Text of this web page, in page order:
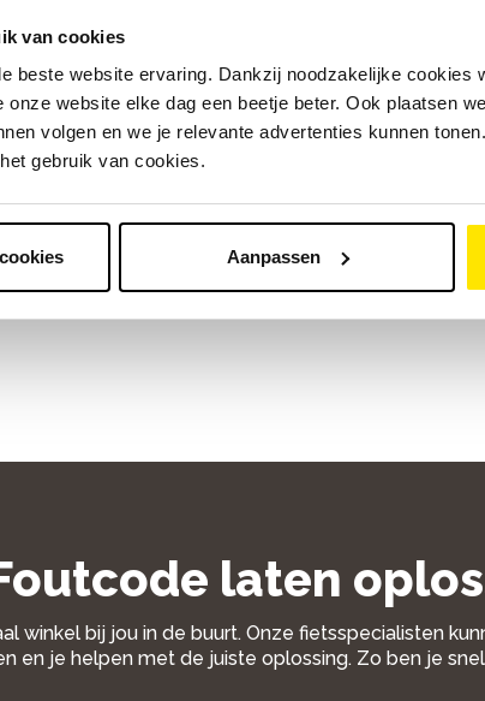
van cookies
beste website ervaring. Dankzij noodzakelijke cookies
website elke dag een beetje beter. Ook plaatsen
volgen en we je relevante advertenties kunnen
gebruik van cookies.
Aanpassen
de accu verder worden getest of vervangen.
goed geplaatst zit of een klein contactprobleem.
laten
winkel bij jou in de buurt. Onze fietsspecialisten
en je helpen met de juiste oplossing. Zo ben je